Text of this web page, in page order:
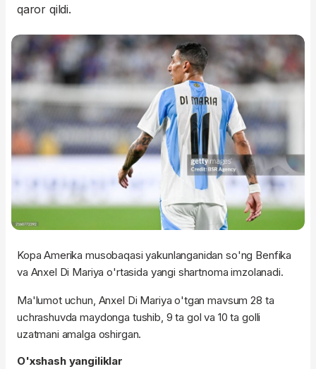
qaror qildi.
Kopa Amerika musobaqasi yakunlanganidan so'ng Benfika
va Anxel Di Mariya o'rtasida yangi shartnoma imzolanadi.
Ma'lumot uchun, Anxel Di Mariya o'tgan mavsum 28 ta
uchrashuvda maydonga tushib, 9 ta gol va 10 ta golli
uzatmani amalga oshirgan.
O'xshash yangiliklar